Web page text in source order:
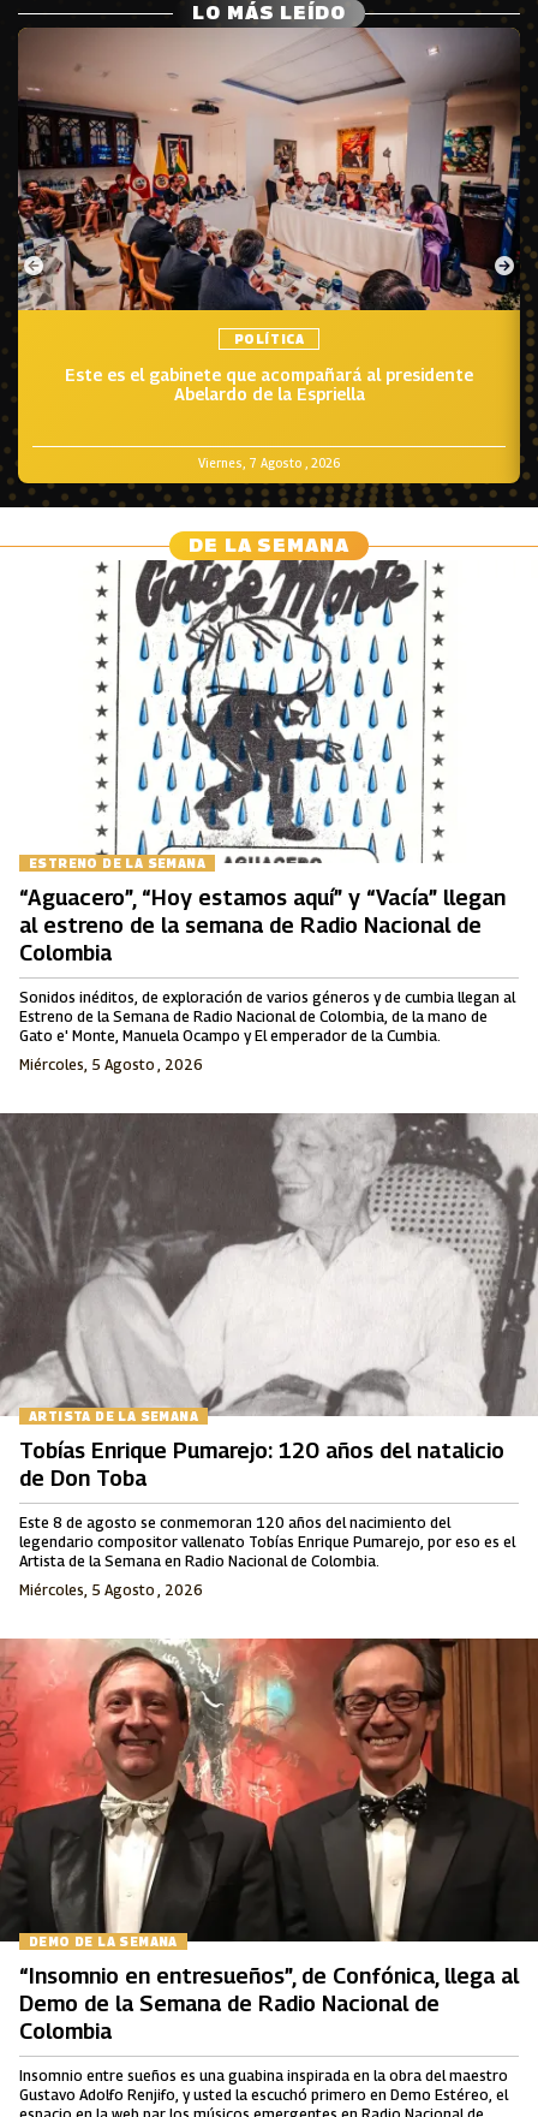
LO MÁS LEÍDO
POLÍTICA
Viernes, 7 Agosto , 2026
Este es el gabinete que acompañará al presidente
Abelardo de la Espriella
DE LA SEMANA
ESTRENO DE LA SEMANA
“Aguacero”, “Hoy estamos aquí” y “Vacía” llegan
al estreno de la semana de Radio Nacional de
Colombia
Sonidos inéditos, de exploración de varios géneros y de cumbia llegan al
Estreno de la Semana de Radio Nacional de Colombia, de la mano de
Gato e' Monte, Manuela Ocampo y El emperador de la Cumbia.
Miércoles, 5 Agosto , 2026
ARTISTA DE LA SEMANA
Tobías Enrique Pumarejo: 120 años del natalicio
de Don Toba
Este 8 de agosto se conmemoran 120 años del nacimiento del
legendario compositor vallenato Tobías Enrique Pumarejo, por eso es el
Artista de la Semana en Radio Nacional de Colombia.
Miércoles, 5 Agosto , 2026
DEMO DE LA SEMANA
“Insomnio en entresueños”, de Confónica, llega al
Demo de la Semana de Radio Nacional de
Colombia
Insomnio entre sueños es una guabina inspirada en la obra del maestro
Gustavo Adolfo Renjifo, y usted la escuchó primero en Demo Estéreo, el